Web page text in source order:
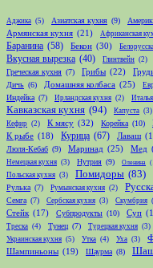
Аджика (5) Азиатская кухня (9)
Армянская кухня (21) Африканская
Баранина (58) Бекон (30)
Вкусная вырезка (40) Глинтвейн (2)
Греческая кухня (7) Грибы (22)
Дичь (6) Домашняя колбаса (25)
Индейка (7) Ирландская кухня (2)
Кавказская кухня (94) Капуста (3)
Кефир (2) К мясу (32) Корейка (10)
К рыбе (18) Курица (67) Лаваш
Люля-Кебаб (9) Маринад (25) Мед
Немецкая кухня (3) Нутрия (9) Оленина
Польская кухня (3) Помидоры (83)
Рулька (7) Румынская кухня (2)
Семга (7) Сербская кухня (3) Скумбрия
Стейк (17) Субпродукты (10) Суп
Треска (4) Тунец (7) Турецкая кухня (3)
Украинская кухня (5) Утка (4) Уха (3)
Шампиньоны (19) Шаурма (8)